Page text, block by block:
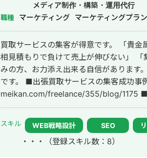
メディア制作・構築・運用代行
職種 マーケティング マーケティングプラ
買取サービスの集客が得意です。 「貴金属をなかなか掘り起こせない」 「毎回
相見積もりで負けて売上が伸びない」
みの方、お力添え出来る自信があります
です。 ■出張買取サービスの集客成功事例 https://freelance-
meikan.com/freelance/355/blog/1175 ■経歴・職歴 2020年6月〜 Webマー
ケ支援会社（当時社員7名）にインター
集客（SEO・Web広告運用・LP制作・
ティング等）を担当。 2022年3月 名古
月〜 Webマーケ会社勤務。人材系クラ
スキル WEB戦略設計 SEO
・・・ （登録スキル数：8）